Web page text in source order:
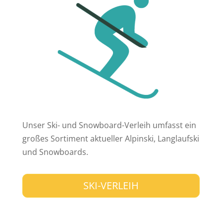
Unser Ski- und Snowboard-Verleih umfasst ein
großes Sortiment aktueller Alpinski, Langlaufski
und Snowboards.
SKI-VERLEIH